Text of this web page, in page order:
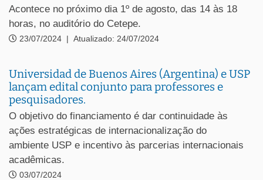
Acontece no próximo dia 1º de agosto, das 14 às 18
horas, no auditório do Cetepe.
23/07/2024 Atualizado: 24/07/2024
Universidad de Buenos Aires (Argentina) e USP
lançam edital conjunto para professores e
pesquisadores.
O objetivo do financiamento é dar continuidade às
ações estratégicas de internacionalização do
ambiente USP e incentivo às parcerias internacionais
acadêmicas.
03/07/2024